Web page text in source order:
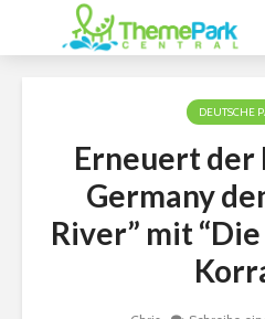
DEUTSCHE
Erneuert der
Germany
River” mit